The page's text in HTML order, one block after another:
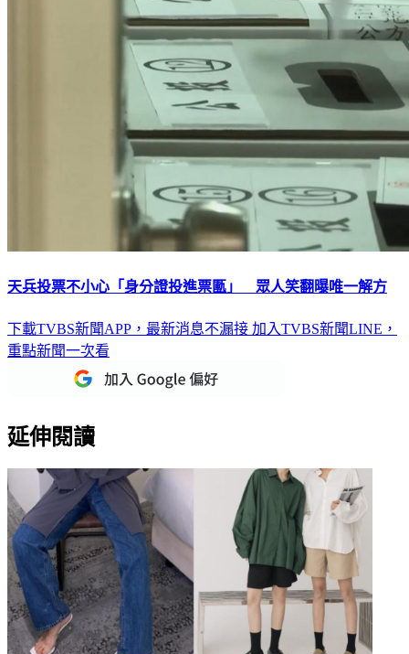
天兵投票不小心「身分證投進票匭」 眾人笑翻曝唯一解方
下載TVBS新聞APP，最新消息不漏接 加入TVBS新聞LINE，
重點新聞一次看
延伸閱讀